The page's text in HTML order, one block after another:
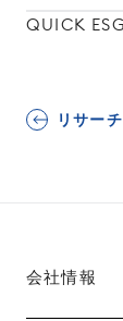
QUICK
リサー
会社情報